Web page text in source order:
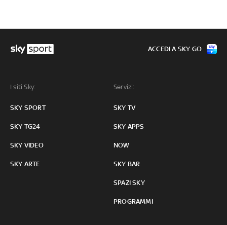
I siti Sky:
SKY SPORT
SKY TG24
SKY VIDEO
SKY ARTE
Servizi:
SKY TV
SKY APPS
NOW
SKY BAR
SPAZI SKY
PROGRAMMI
ACCEDI A SKY GO